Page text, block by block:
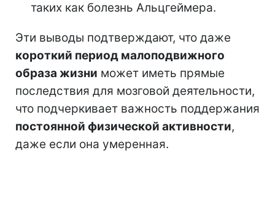
таких как болезнь Альцгеймера.
Эти выводы подтверждают, что даже
короткий период малоподвижного
образа жизни может иметь прямые
последствия для мозговой деятельности,
что подчеркивает важность поддержания
постоянной физической активности,
даже если она умеренная.